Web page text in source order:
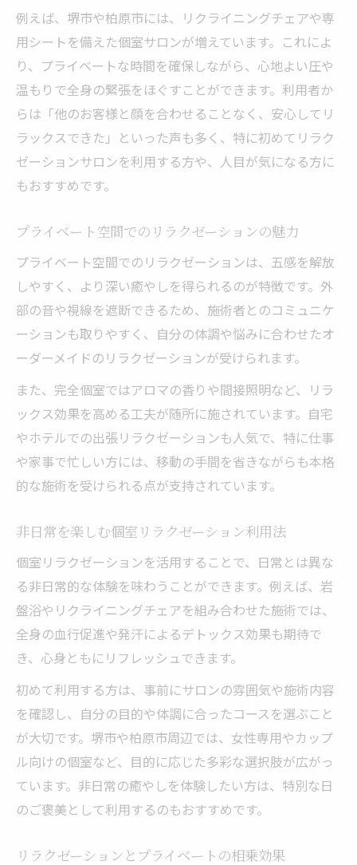
例えば、堺市や柏原市には、リクライニングチェアや専
用シートを備えた個室サロンが増えています。これによ
り、プライベートな時間を確保しながら、心地よい圧や
温もりで全身の緊張をほぐすことができます。利用者か
らは「他のお客様と顔を合わせることなく、安心してリ
ラックスできた」といった声も多く、特に初めてリラク
ゼーションサロンを利用する方や、人目が気になる方に
もおすすめです。
プライベート空間でのリラクゼーションの魅力
プライベート空間でのリラクゼーションは、五感を解放
しやすく、より深い癒やしを得られるのが特徴です。外
部の音や視線を遮断できるため、施術者とのコミュニケ
ーションも取りやすく、自分の体調や悩みに合わせたオ
ーダーメイドのリラクゼーションが受けられます。
また、完全個室ではアロマの香りや間接照明など、リラ
ックス効果を高める工夫が随所に施されています。自宅
やホテルでの出張リラクゼーションも人気で、特に仕事
や家事で忙しい方には、移動の手間を省きながらも本格
的な施術を受けられる点が支持されています。
非日常を楽しむ個室リラクゼーション利用法
個室リラクゼーションを活用することで、日常とは異な
る非日常的な体験を味わうことができます。例えば、岩
盤浴やリクライニングチェアを組み合わせた施術では、
全身の血行促進や発汗によるデトックス効果も期待で
き、心身ともにリフレッシュできます。
初めて利用する方は、事前にサロンの雰囲気や施術内容
を確認し、自分の目的や体調に合ったコースを選ぶこと
が大切です。堺市や柏原市周辺では、女性専用やカップ
ル向けの個室など、目的に応じた多彩な選択肢が広がっ
ています。非日常の癒やしを体験したい方は、特別な日
のご褒美として利用するのもおすすめです。
リラクゼーションとプライベートの相乗効果